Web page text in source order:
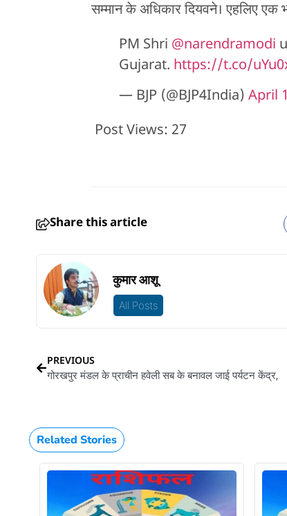
सम्मान के अधिकार दियवने। एहलिए एक
PM Shri @narendramodi
Gujarat. https://t.co/
— BJP (@BJP4India) April
Post Views: 27
Share this article
कुमार आशू
All Posts
PREVIOUS
गोरखपुर मंडल के प्राचीन हवेली सब के बनावल जाई पर्यटन केंद्र,
Related Stories